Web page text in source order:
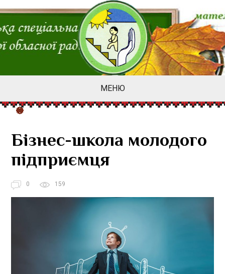
МЕНЮ
Бізнес-школа молодого
підприємця
0 159